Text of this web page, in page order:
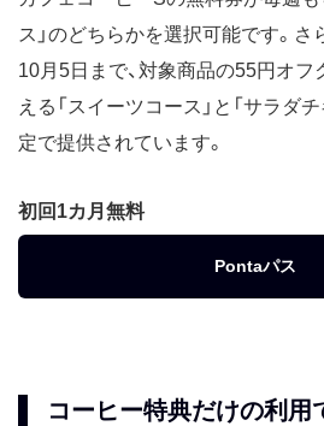
ス」のどちらかを選択可能です。
10月5日まで、対象商品の55円オ
える「スイーツコース」と「サラダ
定で提供されています。
初回1カ月無料
Pontaパス
コーヒー特典だけの利用